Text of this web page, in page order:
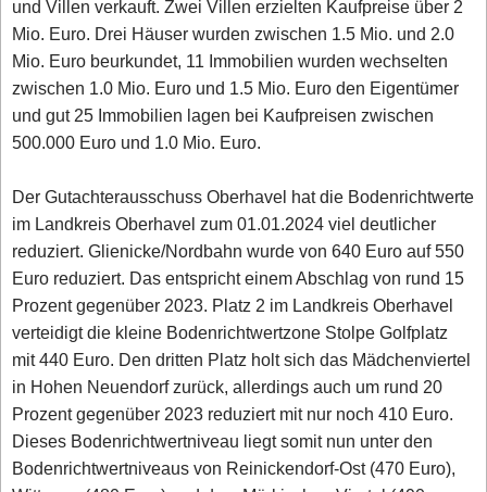
und Villen verkauft. Zwei Villen erzielten Kaufpreise über 2
Mio. Euro. Drei Häuser wurden zwischen 1.5 Mio. und 2.0
Mio. Euro beurkundet, 11 Immobilien wurden wechselten
zwischen 1.0 Mio. Euro und 1.5 Mio. Euro den Eigentümer
und gut 25 Immobilien lagen bei Kaufpreisen zwischen
500.000 Euro und 1.0 Mio. Euro.
Der Gutachterausschuss Oberhavel hat die Bodenrichtwerte
im Landkreis Oberhavel zum 01.01.2024 viel deutlicher
reduziert. Glienicke/Nordbahn wurde von 640 Euro auf 550
Euro reduziert. Das entspricht einem Abschlag von rund 15
Prozent gegenüber 2023. Platz 2 im Landkreis Oberhavel
verteidigt die kleine Bodenrichtwertzone Stolpe Golfplatz
mit 440 Euro. Den dritten Platz holt sich das Mädchenviertel
in Hohen Neuendorf zurück, allerdings auch um rund 20
Prozent gegenüber 2023 reduziert mit nur noch 410 Euro.
Dieses Bodenrichtwertniveau liegt somit nun unter den
Bodenrichtwertniveaus von Reinickendorf-Ost (470 Euro),